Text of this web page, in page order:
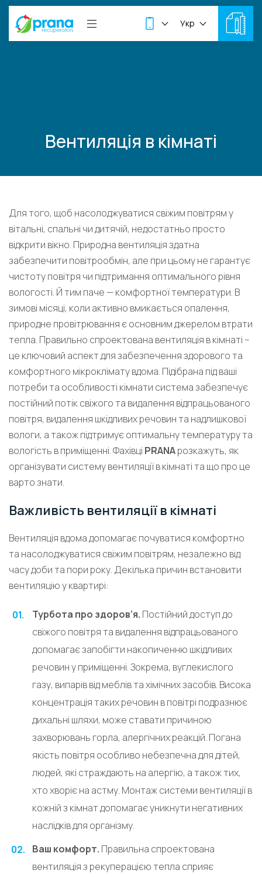
Укр
Вентиляція в кімнаті
Для того, щоб насолоджуватися свіжим повітрям у
вітальні, спальні чи дитячій, недостатньо просто
відкрити вікно. Природна вентиляція здатна
забезпечити повітрообмін, але при цьому не гарантує
чистоту повітря чи підтримання оптимального рівня
вологості. Й тим паче — комфортної температури. В
зимові місяці, коли активно вмикається опалення,
природне провітрювання є основним джерелом втрати
тепла. Правильно спроектована вентиляція в кімнаті –
це ключовий аспект для забезпечення здорового та
комфортного мікроклімату вдома. Підібрана під ваші
потреби та особливості кімнати система забезпечує
постійний потік свіжого та видалення відпрацьованого
повітря, видалення шкідливих речовин та надлишкової
вологи, а також підтримує оптимальну температуру та
вологість в приміщенні. Фахівці PRANAрозкажуть, як
організувати систему вентиляції в кімнаті та що про це
варто знати.
Важливість вентиляції в кімнаті
Вентиляція вдома допомагає почуватися комфортно
та насолоджуватися свіжим повітрям, незалежно від
часу доби та пори року. Декілька причин встановити
вентиляцію у квартирі:
Турбота про здоров’я. Постійний доступ до
свіжого повітря та видалення відпрацьованого
допомагає запобігти накопиченню шкідливих
речовин у приміщенні. Зокрема, вуглекислого
газу, випарів від меблів та хімічних засобів. Висока
концентрація таких речовин в повітрі подразнює
дихальні шляхи, може ставати причиною
захворювань горла, алергічних реакцій. Погана
якість повітря особливо небезпечна для дітей,
людей, які страждають на алергію, а також тих,
хто хворіє на астму. Монтаж системи вентиляції в
кожній з кімнат допомагає уникнути негативних
наслідків для організму.
Ваш комфорт. Правильна спроектована
вентиляція з рекуперацією тепла сприяє